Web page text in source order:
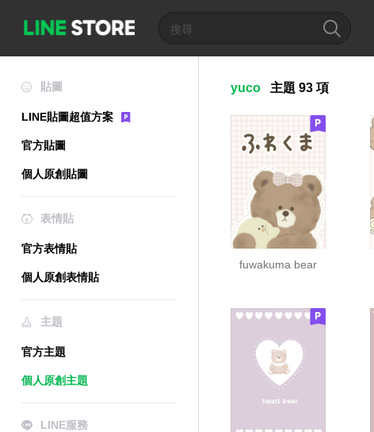
貼圖
LINE貼圖超值方案
官方貼圖
個人原創貼圖
表情貼
官方表情貼
個人原創表情貼
主題
官方主題
個人原創主題
LINE服務
yuco 主題 93 項
fuwakuma bear